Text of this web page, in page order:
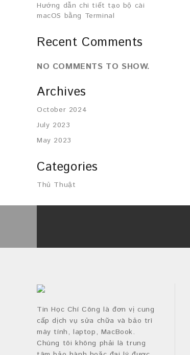
Hướng dẫn chi tiết tạo bộ cài
macOS bằng Terminal
Recent Comments
NO COMMENTS TO SHOW.
Archives
October 2024
July 2023
May 2023
Categories
Thủ Thuật
Tin Học Chí Công là đơn vị cung
cấp dịch vụ sửa chữa và bảo trì
máy tính, laptop, MacBook.
Chúng tôi không phải là trung